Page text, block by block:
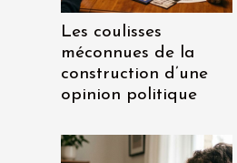
Les coulisses
méconnues de la
construction d’une
opinion politique